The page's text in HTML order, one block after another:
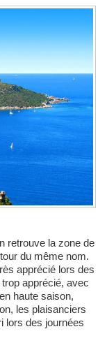
du même nom.
apprécié lors des
apprécié, avec
haute saison,
les plaisanciers
lors des journées